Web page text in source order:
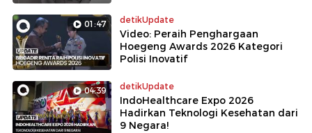
01:47 detikUpdate
Video: Peraih Penghargaan
Hoegeng Awards 2026 Kategori
Polisi Inovatif
04:39 detikUpdate
IndoHealthcare Expo 2026
Hadirkan Teknologi Kesehatan dari
9 Negara!